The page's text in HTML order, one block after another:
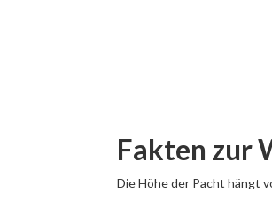
Fakten zur
Die Höhe der Pacht hängt